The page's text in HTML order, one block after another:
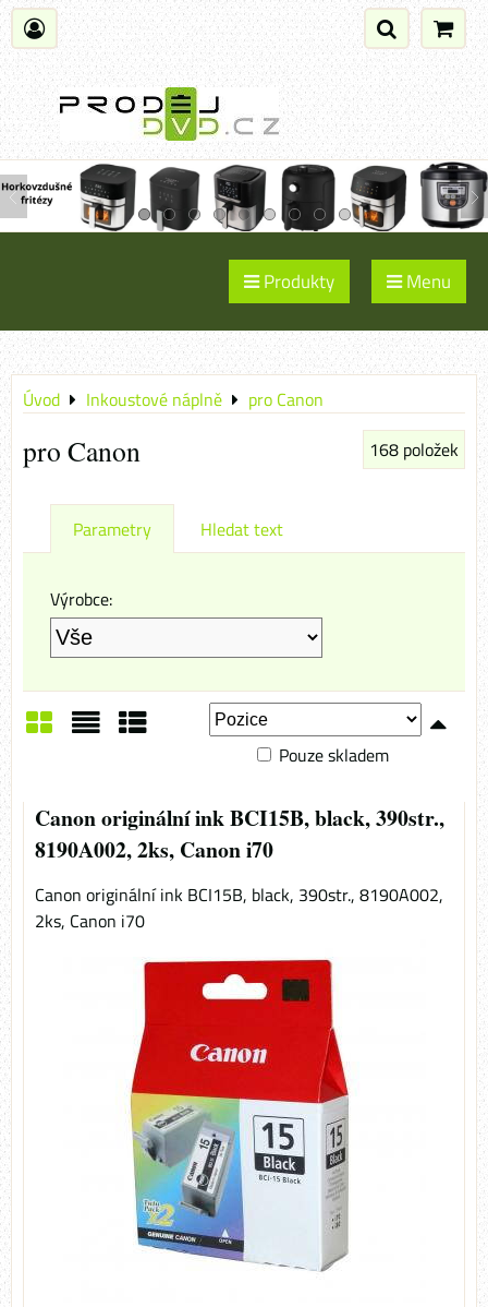
Produkty Menu
Úvod Inkoustové náplně pro Canon
pro Canon 168 položek
Parametry Hledat text
Výrobce:
Pouze skladem
Canon originální ink BCI15B, black, 390str.,
8190A002, 2ks, Canon i70
Canon originální ink BCI15B, black, 390str., 8190A002,
2ks, Canon i70